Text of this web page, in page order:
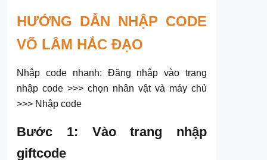
HƯỚNG DẪN NHẬP CODE
VÕ LÂM HẮC ĐẠO
Nhập code nhanh: Đăng nhập vào trang
nhập code >>> chọn nhân vật và máy chủ
>>> Nhập code
Bước 1: Vào trang nhập
giftcode